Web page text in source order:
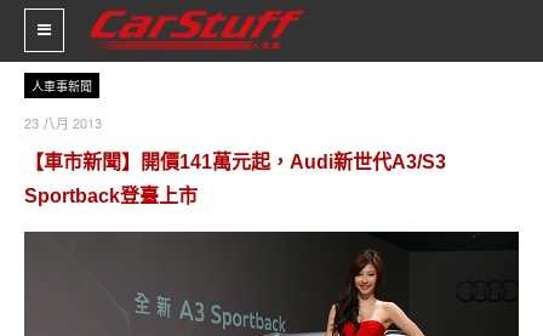
新車價格
車市新聞
人車事新聞
23 八月 2013
【車市新聞】開價141萬元起，Audi新世代A3/S3
Sportback登臺上市